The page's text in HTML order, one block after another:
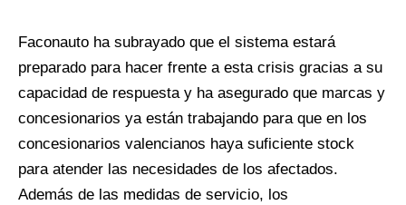
Faconauto ha subrayado que el sistema estará
preparado para hacer frente a esta crisis gracias a su
capacidad de respuesta y ha asegurado que marcas y
concesionarios ya están trabajando para que en los
concesionarios valencianos haya suficiente stock
para atender las necesidades de los afectados.
Además de las medidas de servicio, los